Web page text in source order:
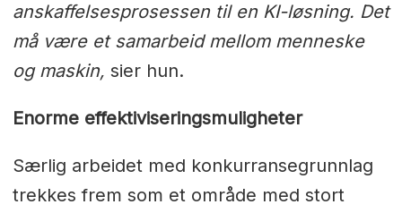
anskaffelsesprosessen til en KI-løsning. Det
må være et samarbeid mellom menneske
og maskin, sier hun.
Enorme effektiviseringsmuligheter
Særlig arbeidet med konkurransegrunnlag
trekkes frem som et område med stort